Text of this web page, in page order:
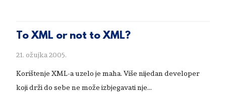
To XML or not to XML?
21. ožujka 2005.
Korištenje XML-a uzelo je maha. Više nijedan developer
koji drži do sebe ne može izbjegavati nje...